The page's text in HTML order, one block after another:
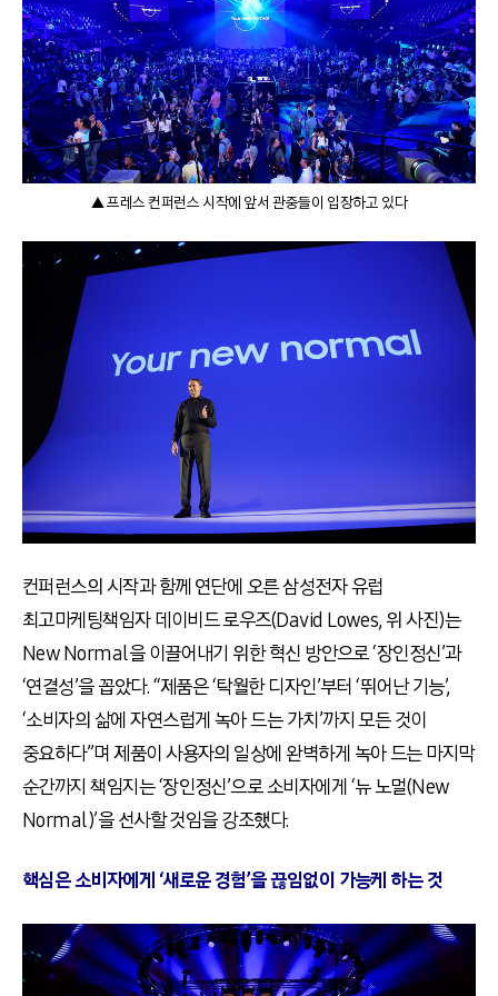
▲ 프레스 컨퍼런스 시작에 앞서 관중들이 입장하고 있다
컨퍼런스의 시작과 함께 연단에 오른 삼성전자 유럽
최고마케팅책임자 데이비드 로우즈(David Lowes, 위 사진)는
New Normal을 이끌어내기 위한 혁신 방안으로 ‘장인정신’과
‘연결성’을 꼽았다. “제품은 ‘탁월한 디자인’부터 ‘뛰어난 기능’,
‘소비자의 삶에 자연스럽게 녹아 드는 가치’까지 모든 것이
중요하다”며 제품이 사용자의 일상에 완벽하게 녹아 드는 마지막
순간까지 책임지는 ‘장인정신’으로 소비자에게 ‘뉴 노멀(New
Normal)’을 선사할 것임을 강조했다.
핵심은 소비자에게 ‘새로운 경험’을 끊임없이 가능케 하는 것